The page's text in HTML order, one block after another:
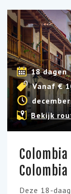
18 dagen
Vanaf €
Bekijk
Colombia
Deze 18-